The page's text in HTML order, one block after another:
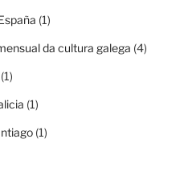
(1)
da cultura galega (4)
(1)
(1)
(1)